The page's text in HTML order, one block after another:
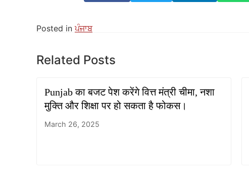
Posted inਪੰਜਾਬ
Related Posts
Punjab का बजट पेश करेंगे वित्त मंत्री चीमा, नशा
मुक्ति और शिक्षा पर हो सकता है फोकस।
March 26, 2025